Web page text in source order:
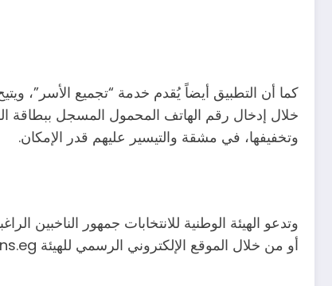
كما أن التطبيق أيضاً يُقدم خدمة “تجميع الأسر”،
خلال إدخال رقم الهاتف المحمول المسجل ببطاقة
وتخفيفها، في مشقة والتيسير عليهم قدر الإمكان.
وتدعو الهيئة الوطنية للانتخابات جمهور الناخبين
أو من خلال الموقع الإلكتروني الرسمي للهيئة www.elections.eg، وذلك في موعد أقصاه الثلاثاء الموافق 15 يوليو الجاري.